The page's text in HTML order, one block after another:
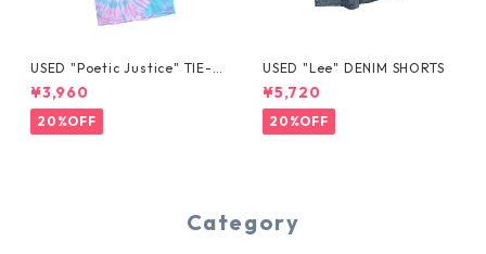
USED "Poetic Justice" TIE-D
YE TEE
¥3,960
20%OFF
USED "Lee" DENIM SHORTS
¥5,720
20%OFF
Category